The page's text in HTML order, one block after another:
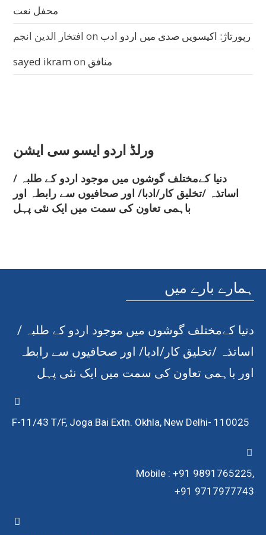
محفل نعت
افتخار الدین انجم on رپورتاژ: اکیسویں صدی میں اردو ادب
sayed ikram on منافق
ورلڈ اردو ایسو سی ایشن
دنیا کےمختلف گوشوں میں موجود اردو کے طلبہ /
اساتذہ /تخلیق کار/ادبا/ اور صحافیوں سے رابطہ اور
باہمی تعاون کی سمت میں ایک نئی پہل
ہمارے بارے میں
دنیا کےمختلف گوشوں میں موجود اردو کے طلبہ /
اساتذہ /تخلیق کار/ادبا/ اور صحافیوں سے رابطہ
اور باہمی تعاون کی سمت میں ایک نئی پہل
F-11/43 T/F, Joga Bai Extn. Okhla, New Delhi- 110025
Mobile : +91 9891765225,
+91 9717977743